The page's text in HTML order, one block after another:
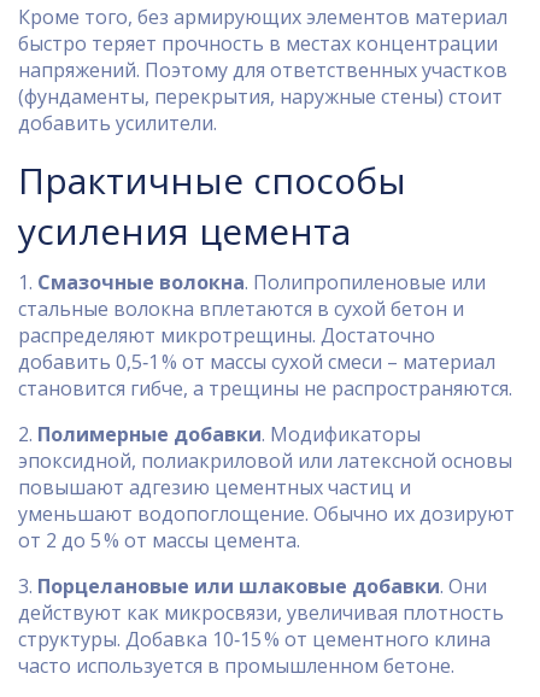
Кроме того, без армирующих элементов материал
быстро теряет прочность в местах концентрации
напряжений. Поэтому для ответственных участков
(фундаменты, перекрытия, наружные стены) стоит
добавить усилители.
Практичные способы
усиления цемента
1. Смазочные волокна. Полипропиленовые или
стальные волокна вплетаются в сухой бетон и
распределяют микротрещины. Достаточно
добавить 0,5‑1 % от массы сухой смеси – материал
становится гибче, а трещины не распространяются.
2. Полимерные добавки. Модификаторы
эпоксидной, полиакриловой или латексной основы
повышают адгезию цементных частиц и
уменьшают водопоглощение. Обычно их дозируют
от 2 до 5 % от массы цемента.
3. Порцелановые или шлаковые добавки. Они
действуют как микросвязи, увеличивая плотность
структуры. Добавка 10‑15 % от цементного клина
часто используется в промышленном бетоне.